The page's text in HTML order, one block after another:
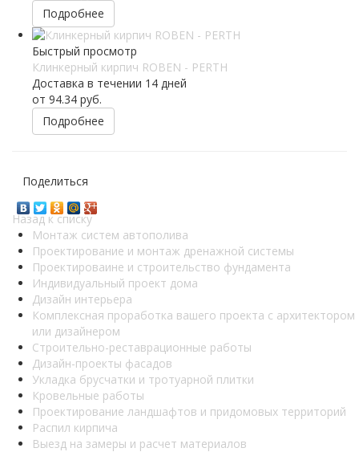
Подробнее
Быстрый просмотр
Клинкерный кирпич ROBEN - PERTH
Доставка в течении 14 дней
от 94.34 руб.
Подробнее
Поделиться
Назад к списку
Монтаж систем автополива
Проектирование и монтаж дренажной системы
Проектироваине и строительство фундамента
Индивидуальный проект дома
Дизайн интерьера
Комплексная проработка вашего проекта с архитектором
или дизайнером
Строительно-реставрационные работы
Дизайн-проекты фасадов
Укладка брусчатки и тротуарной плитки
Кровельные работы
Проектирование ландшафтов и придомовых территорий
Распил кирпича
Выезд на замеры и расчет материалов